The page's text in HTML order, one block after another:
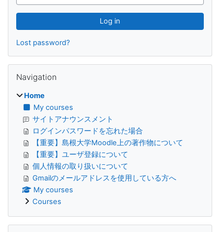
Lost password?
Navigation
Home
My courses
サイトアナウンスメント
ログインパスワードを忘れた場合
【重要】島根大学Moodle上の著作物について
【重要】ユーザ登録について
個人情報の取り扱いについて
Gmailのメールアドレスを使用している方へ
My courses
Courses